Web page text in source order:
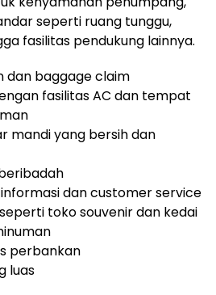
seperti ruang tunggu,
fasilitas pendukung lainnya.
dan baggage claim
fasilitas AC dan tempat
mandi yang bersih dan
dan customer service
toko souvenir dan kedai
perbankan
luas